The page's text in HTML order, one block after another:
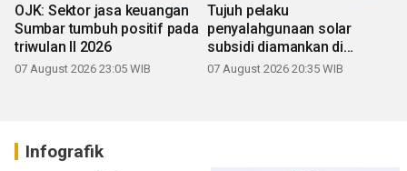
OJK: Sektor jasa keuangan
Sumbar tumbuh positif pada
triwulan II 2026
07 August 2026 23:05 WIB
Tujuh pelaku
penyalahgunaan solar
subsidi diamankan di
Sumbar
07 August 2026 20:35 WIB
Infografik